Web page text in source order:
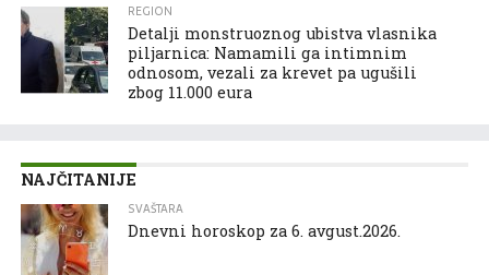
REGION
Detalji monstruoznog ubistva vlasnika
piljarnica: Namamili ga intimnim
odnosom, vezali za krevet pa ugušili
zbog 11.000 eura
NAJČITANIJE
SVAŠTARA
Dnevni horoskop za 6. avgust.2026.